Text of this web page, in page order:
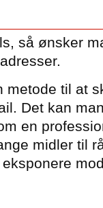
så ønsker
metode til at
Det kan
en
midler til